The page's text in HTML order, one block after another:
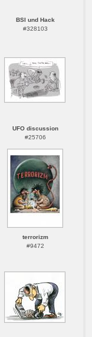
BSI und Hack
#328103
UFO discussion
#25706
terrorizm
#9472